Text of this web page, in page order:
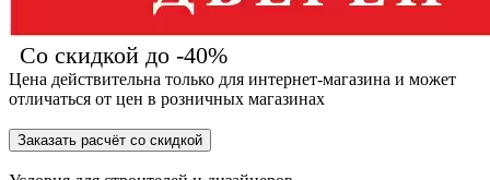
Со скидкой до -40%
Цена действительна только для интернет-магазина и может
отличаться от цен в розничных магазинах
Заказать расчёт со скидкой